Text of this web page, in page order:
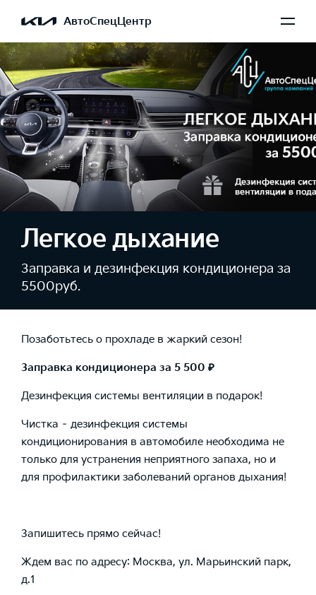
АвтоСпецЦентр
Легкое дыхание
Заправка и дезинфекция кондиционера за
5500руб.
Позаботьтесь о прохладе в жаркий сезон!
Заправка кондиционера за 5 500 ₽
Дезинфекция системы вентиляции в подарок!
Чистка – дезинфекция системы
кондиционирования в автомобиле необходима не
только для устранения неприятного запаха, но и
для профилактики заболеваний органов дыхания!
Запишитесь прямо сейчас!
Ждем вас по адресу: Москва, ул. Марьинский парк,
д.1